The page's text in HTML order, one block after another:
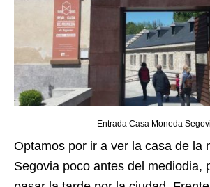
Entrada Casa Moneda
Optamos por ir a ver la casa de la
Segovia poco antes del mediodia,